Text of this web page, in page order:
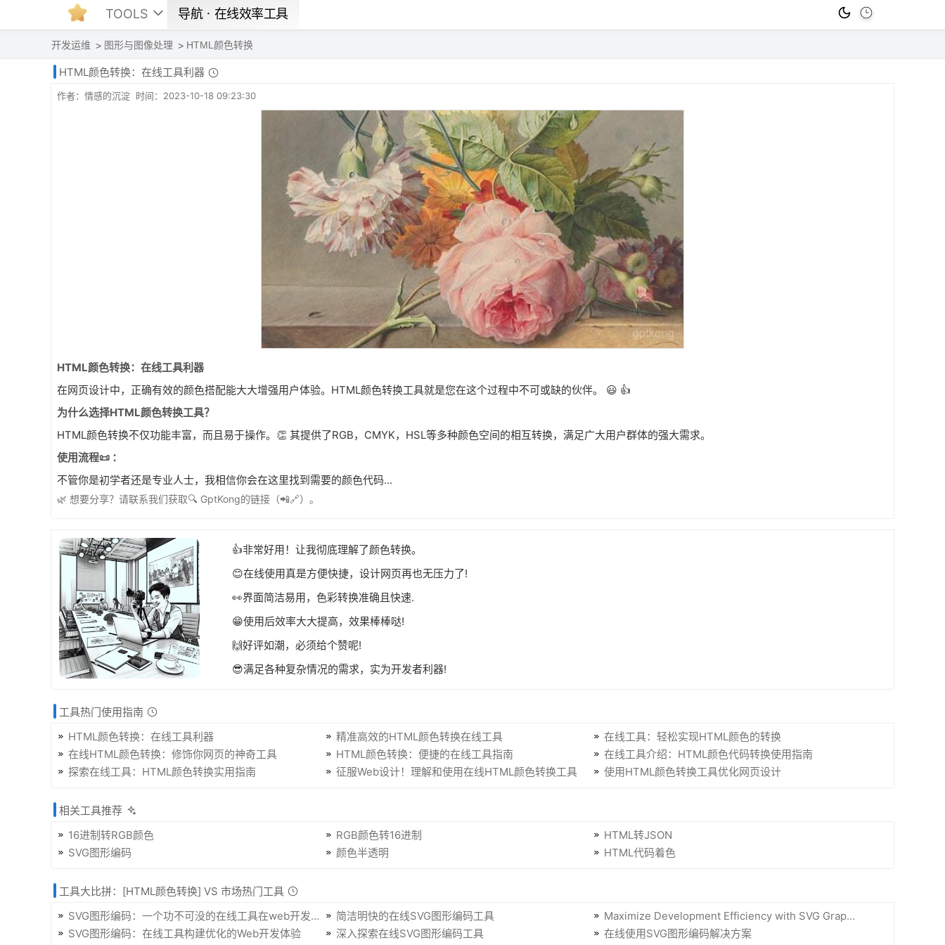
TOOLS 导航ㆍ在线效率工具
开发运维 图形与图像处理 HTML颜色转换
HTML颜色转换：在线工具利器
作者：情感的沉淀 时间：2023-10-18 09:23:30
HTML颜色转换：在线工具利器
在网页设计中，正确有效的颜色搭配能大大增强用户体验。HTML颜色转换工具就是您在这个过程中不可或缺的伙伴。 😃 👍
为什么选择HTML颜色转换工具？
HTML颜色转换不仅功能丰富，而且易于操作。👏 其提供了RGB，CMYK，HSL等多种颜色空间的相互转换，满足广大用户群体的强大需求。
使用流程📜 ：
不管你是初学者还是专业人士，我相信你会在这里找到需要的颜色代码...
🌿 想要分享？请联系我们获取🔍 GptKong的链接（📲🔗）。
👍非常好用！让我彻底理解了颜色转换。
😊在线使用真是方便快捷，设计网页再也无压力了!
👀界面简洁易用，色彩转换准确且快速.
😁使用后效率大大提高，效果棒棒哒!
🙌好评如潮，必须给个赞呢!
😎满足各种复杂情况的需求，实为开发者利器!
工具热门使用指南
HTML颜色转换：在线工具利器
精准高效的HTML颜色转换在线工具
在线工具：轻松实现HTML颜色的转换
在线HTML颜色转换：修饰你网页的神奇工具
HTML颜色转换：便捷的在线工具指南
在线工具介绍：HTML颜色代码转换使用指南
探索在线工具：HTML颜色转换实用指南
征服Web设计！理解和使用在线HTML颜色转换工具 使用HTML颜色转换工具优化网页设计
相关工具推荐
16进制转RGB颜色
RGB颜色转16进制
HTML转JSON
SVG图形编码
颜色半透明 HTML代码着色
工具大比拼：[HTML颜色转换] VS 市场热门工具
SVG图形编码：一个功不可没的在线工具在web开发中的作用
简洁明快的在线SVG图形编码工具
Maximize Development Efficiency with SVG Graphic Encoding Online Tool
SVG图形编码：在线工具构建优化的Web开发体验
深入探索在线SVG图形编码工具
在线使用SVG图形编码解决方案